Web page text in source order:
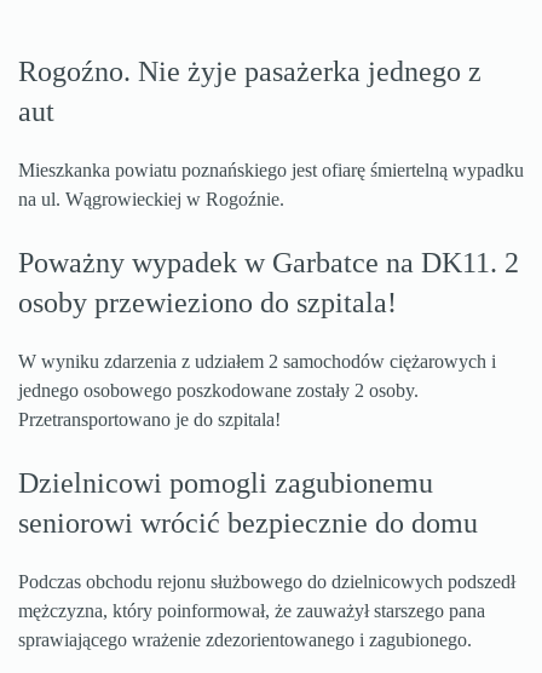
Rogoźno. Nie żyje pasażerka jednego z
aut
Mieszkanka powiatu poznańskiego jest ofiarę śmiertelną wypadku
na ul. Wągrowieckiej w Rogoźnie.
Poważny wypadek w Garbatce na DK11. 2
osoby przewieziono do szpitala!
W wyniku zdarzenia z udziałem 2 samochodów ciężarowych i
jednego osobowego poszkodowane zostały 2 osoby.
Przetransportowano je do szpitala!
Dzielnicowi pomogli zagubionemu
seniorowi wrócić bezpiecznie do domu
Podczas obchodu rejonu służbowego do dzielnicowych podszedł
mężczyzna, który poinformował, że zauważył starszego pana
sprawiającego wrażenie zdezorientowanego i zagubionego.